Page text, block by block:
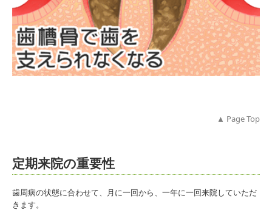
▲ PageTop
定期来院の重要性
歯周病の状態に合わせて、月に一回から、一年に一回来院していただ
きます。